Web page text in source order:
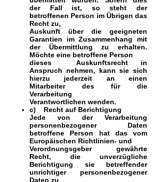
der Fall ist, so steht der
betroffenen Person im Übrigen das
Recht zu,
Auskunft über die geeigneten
Garantien im Zusammenhang mit
der Übermittlung zu erhalten.
Möchte eine betroffene Person
dieses Auskunftsrecht in
Anspruch nehmen, kann sie sich
hierzu jederzeit an einen
Mitarbeiter des für die
Verarbeitung
Verantwortlichen wenden.
c) Recht auf Berichtigung
Jede von der Verarbeitung
personenbezogener Daten
betroffene Person hat das vom
Europäischen Richtlinien- und
Verordnungsgeber gewährte
Recht, die unverzügliche
Berichtigung sie betreffender
unrichtiger personenbezogener
Daten zu